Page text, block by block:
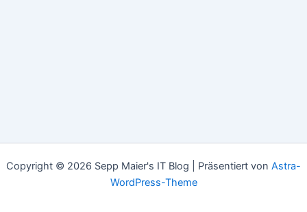
Copyright © 2026 Sepp Maier's IT Blog | Präsentiert von Astra-
WordPress-Theme